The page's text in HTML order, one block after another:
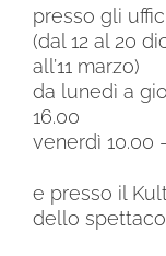
presso gli
(dal 12 al 20
all’11 marzo)
da lunedì a
16.00
venerdì 10.00
e presso il
dello